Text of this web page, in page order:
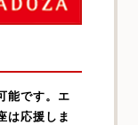
能です。エ
は応援しま